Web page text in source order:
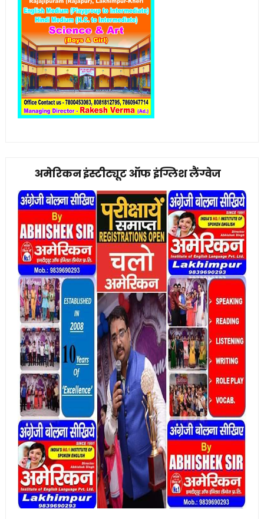
अमेरिकन इंस्टीट्यूट ऑफ इंग्लिश लैंग्वेज